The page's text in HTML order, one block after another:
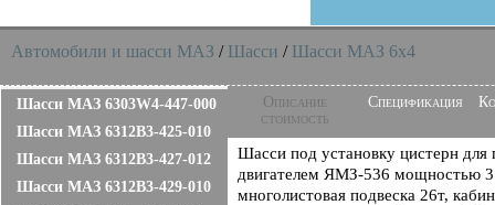
Автомобили и шасси MAЗ / Шасси / Шасси МАЗ 6x4
Шасси МАЗ 6303W4-447-000
Шасси МАЗ 6312B3-425-010
Шасси МАЗ 6312B3-427-012
Шасси МАЗ 6312B3-429-010
Описание
стоимость
Спецификация
Шасси под установку цистерн для
двигателем ЯМЗ-536 мощностью
многолистовая подвеска 26т,